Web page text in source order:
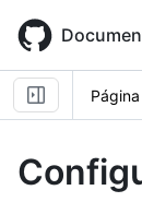
main
content